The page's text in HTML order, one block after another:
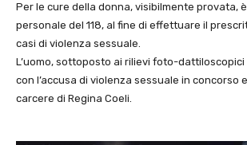
Per le cure della donna, visibilmente provata,
personale del 118, al fine di effettuare il
casi di violenza sessuale.
L’uomo, sottoposto ai rilievi foto-
con l’accusa di violenza sessuale in concorso
carcere di Regina Coeli.